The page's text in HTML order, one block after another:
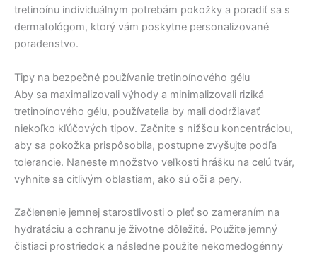
tretinoínu individuálnym potrebám pokožky a poradiť sa s
dermatológom, ktorý vám poskytne personalizované
poradenstvo.
Tipy na bezpečné používanie tretinoínového gélu
Aby sa maximalizovali výhody a minimalizovali riziká
tretinoínového gélu, používatelia by mali dodržiavať
niekoľko kľúčových tipov. Začnite s nižšou koncentráciou,
aby sa pokožka prispôsobila, postupne zvyšujte podľa
tolerancie. Naneste množstvo veľkosti hrášku na celú tvár,
vyhnite sa citlivým oblastiam, ako sú oči a pery.
Začlenenie jemnej starostlivosti o pleť so zameraním na
hydratáciu a ochranu je životne dôležité. Použite jemný
čistiaci prostriedok a následne použite nekomedogénny